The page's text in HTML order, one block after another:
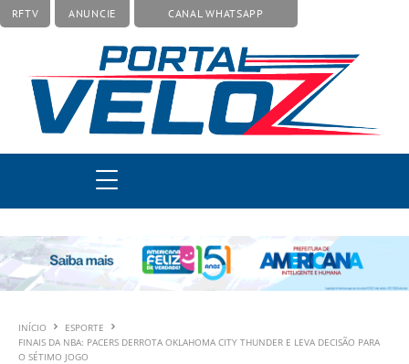
RFTV ANUNCIE CANAL WHATSAPP
INÍCIO
ESPORTE
FINAIS DA NBA: PACERS DERROTA OKLAHOMA CITY THUNDER E LEVA DECISÃO PARA
O SÉTIMO JOGO